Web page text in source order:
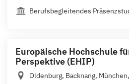
Berufsbegleitendes
Europäische Hochschule
Perspektive (EHIP)
Oldenburg, Backnang,